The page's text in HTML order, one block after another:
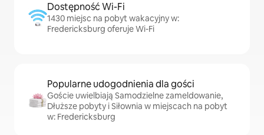
Dostępność Wi-Fi
1430 miejsc na pobyt wakacyjny w:
Fredericksburg oferuje Wi-Fi
Popularne udogodnienia dla gości
Goście uwielbiają Samodzielne zameldowanie,
Dłuższe pobyty i Siłownia w miejscach na pobyt
w: Fredericksburg